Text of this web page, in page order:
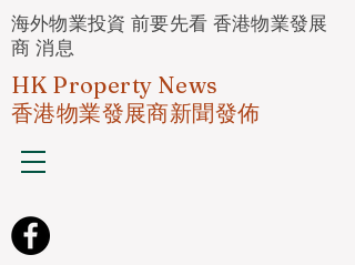
海外物業投資 前要先看 香港物業發展
商 消息
HK Property News
香港物業發展商新聞發佈